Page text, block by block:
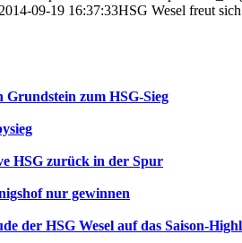
2014-09-19 16:37:33HSG Wesel freut
Grundstein zum HSG-Sieg
HSG zurück in der Spur
nur gewinnen
der HSG Wesel auf das Saison-